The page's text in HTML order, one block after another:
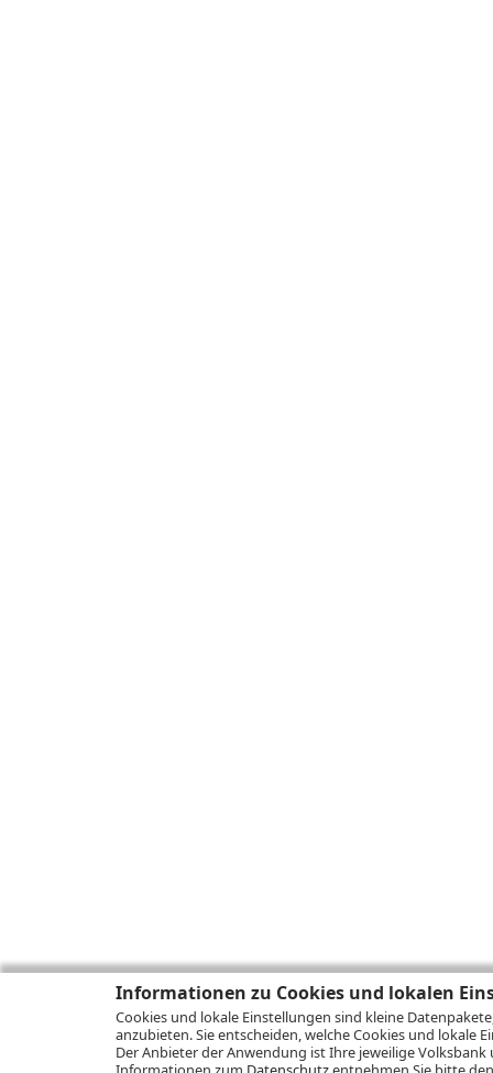
Informationen zu Cookies und lokalen
Cookies und lokale Einstellungen sind kleine
anzubieten. Sie entscheiden, welche Cookies und lokale
Der Anbieter der Anwendung ist Ihre jeweilige Volksbank